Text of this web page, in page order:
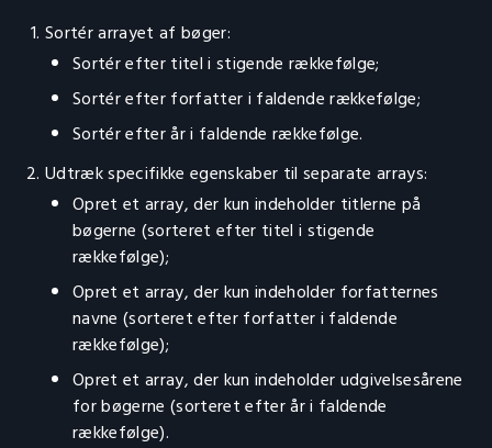
Sortér arrayet af bøger:
Sortér efter titel i stigende rækkefølge;
Sortér efter forfatter i faldende rækkefølge;
Sortér efter år i faldende rækkefølge.
Udtræk specifikke egenskaber til separate arrays:
Opret et array, der kun indeholder titlerne på
bøgerne (sorteret efter titel i stigende
rækkefølge);
Opret et array, der kun indeholder forfatternes
navne (sorteret efter forfatter i faldende
rækkefølge);
Opret et array, der kun indeholder udgivelsesårene
for bøgerne (sorteret efter år i faldende
rækkefølge).